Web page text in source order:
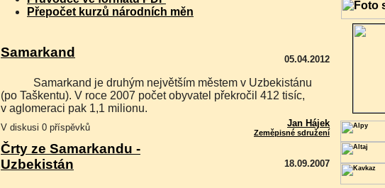
Přepočet kurzů národních měn
Samarkand 05.04.2012
Samarkand je druhým největším městem v Uzbekistánu
(po Taškentu). V roce 2007 počet obyvatel překročil 412 tisíc,
v aglomeraci pak 1,1 milionu.
V diskusi 0 příspěvků Jan Hájek
Zeměpisné sdružení
Črty ze Samarkandu -
Uzbekistán
18.09.2007